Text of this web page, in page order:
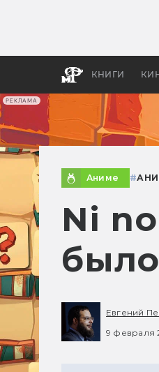
РЕКЛАМА
КНИГИ
Аниме #
Ni
было
Евгений
9 февраля